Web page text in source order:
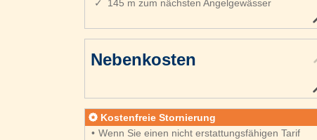
145 m zum nächsten Angelgewässer
Nebenkosten
Kostenfreie Stornierung
Wenn Sie einen nicht erstattungsfähigen Tarif